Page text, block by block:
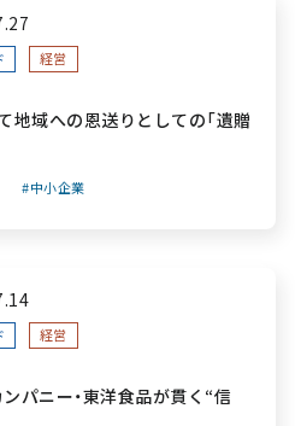
経営
地域への恩送りとしての「遺贈
中小企業
経営
パニー・東洋食品が貫く“信